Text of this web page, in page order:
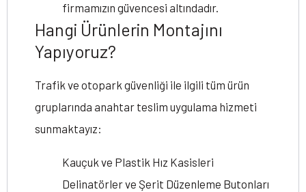
firmamızın güvencesi altındadır.
Hangi Ürünlerin Montajını
Yapıyoruz?
Trafik ve otopark güvenliği ile ilgili tüm ürün
gruplarında anahtar teslim uygulama hizmeti
sunmaktayız:
Kauçuk ve Plastik Hız Kasisleri
Delinatörler ve Şerit Düzenleme Butonları